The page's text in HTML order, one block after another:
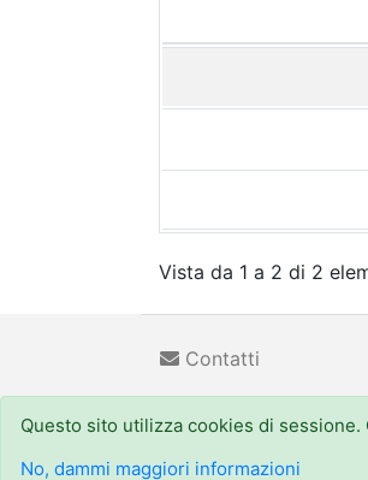
Vista da 1 a 2 di 2
Contatti
Regione Emilia-Romagna(CF
URP - Numero Verde:
Questo sito utilizza cookies di
No, dammi maggiori informazioni